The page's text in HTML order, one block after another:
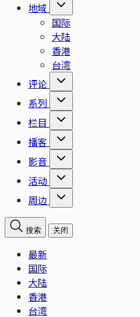
地域
国际
大陆
香港
台湾
评论
系列
栏目
播客
影音
活动
周边
搜索 关闭
最新
国际
大陆
香港
台湾